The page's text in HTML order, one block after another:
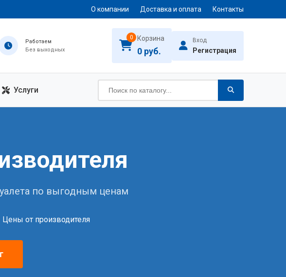
О компании Доставка и оплата Контакты
Работаем
Без выходных
0 Корзина
0 руб.
Вход
Регистрация
Услуги
по выгодным ценам
Цены от производителя